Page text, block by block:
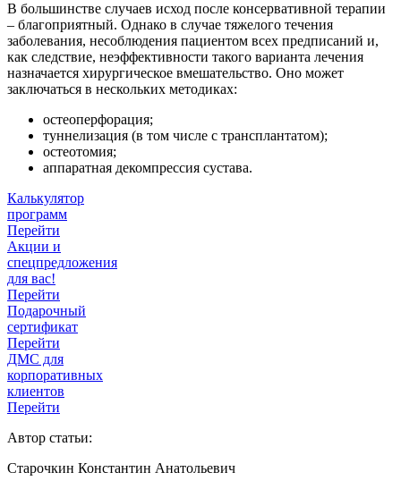
В большинстве случаев исход после консервативной терапии
– благоприятный. Однако в случае тяжелого течения
заболевания, несоблюдения пациентом всех предписаний и,
как следствие, неэффективности такого варианта лечения
назначается хирургическое вмешательство. Оно может
заключаться в нескольких методиках:
остеоперфорация;
туннелизация (в том числе с трансплантатом);
остеотомия;
аппаратная декомпрессия сустава.
Калькулятор
программ
Перейти
Акции и
спецпредложения
для вас!
Перейти
Подарочный
сертификат
Перейти
ДМС для
корпоративных
клиентов
Перейти
Автор статьи:
Старочкин Константин Анатольевич